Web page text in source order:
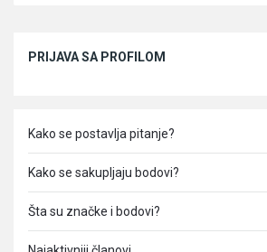
PRIJAVA SA PROFILOM
Kako se postavlja pitanje?
Kako se sakupljaju bodovi?
Šta su značke i bodovi?